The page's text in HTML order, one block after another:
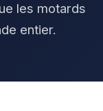
les motards
entier.